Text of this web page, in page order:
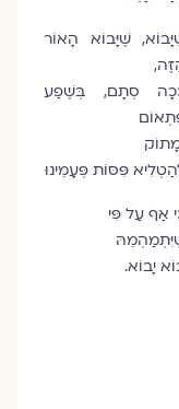
שֶׁיָּבוֹא הָאוֹר
סְתָם, בְּשֶׁפַע
פִּסּוֹת פְּעָמֵינוּ
אַף עַל פִּי
יָבוֹא.